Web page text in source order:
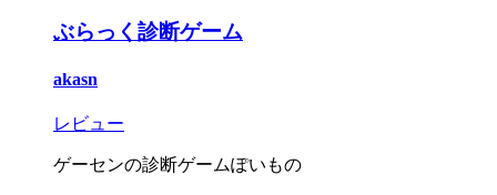
ぶらっく診断ゲーム
akasn
レビュー
ゲーセンの診断ゲームぽいもの